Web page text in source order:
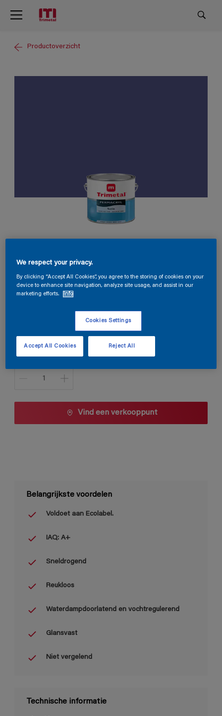
Productoverzicht
Permacryl Satin
V6.30.30
Kleur wijzigen
Verpakkingsgrootte
Aantal
Vind een verkooppunt
Belangrijkste voordelen
Voldoet aan Ecolabel.
IAQ: A+
Sneldrogend
Reukloos
Waterdampdoorlatend en vochtregulerend
Glansvast
Niet vergelend
Technische informatie
We respect your privacy.
By clicking “Accept All Cookies”, you agree to the storing of cookies on your
device to enhance site navigation, analyze site usage, and assist in our
marketing efforts.
Info
Cookies Settings
Reject All
Accept All Cookies